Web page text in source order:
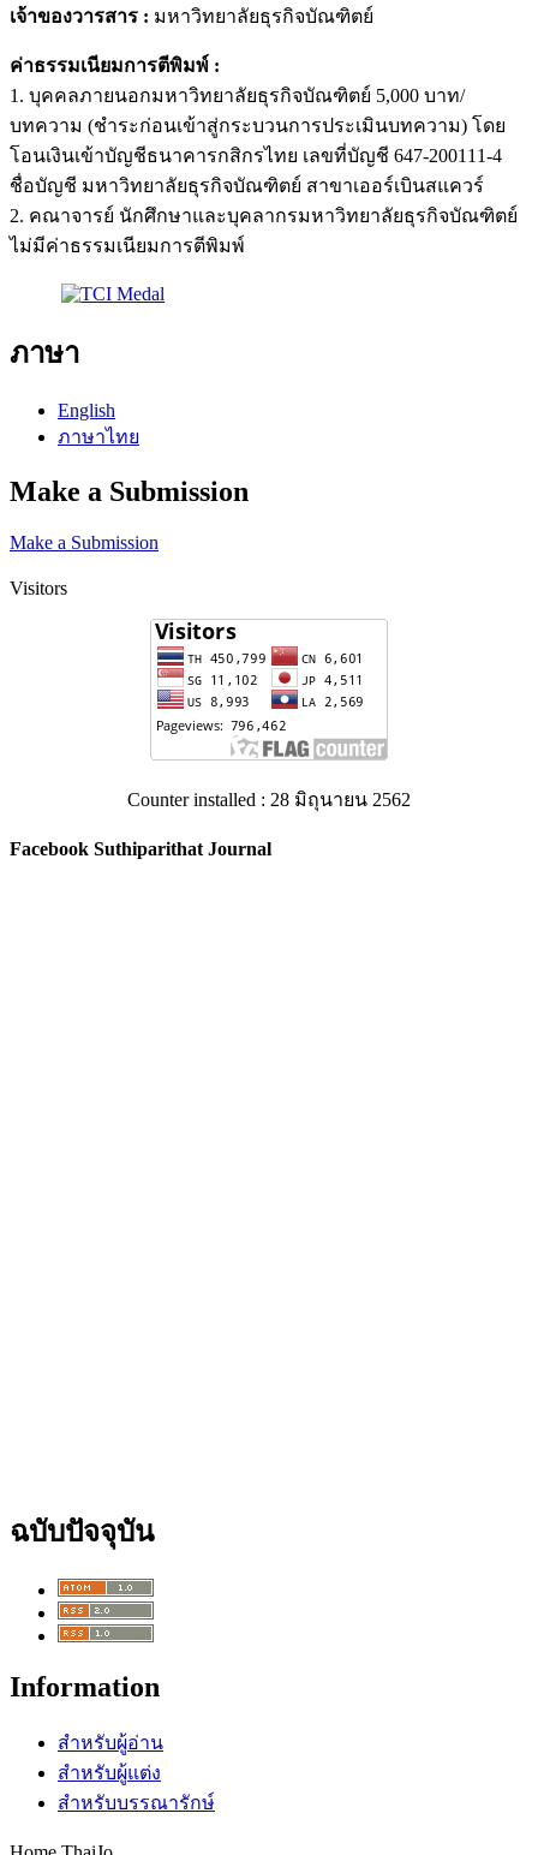
เจ้าของวารสาร : มหาวิทยาลัยธุรกิจบัณฑิตย์
ค่าธรรมเนียมการตีพิมพ์ :
1. บุคคลภายนอกมหาวิทยาลัยธุรกิจบัณฑิตย์ 5,000 บาท/
บทความ (ชำระก่อนเข้าสู่กระบวนการประเมินบทความ) โดย
โอนเงินเข้าบัญชีธนาคารกสิกรไทย เลขที่บัญชี 647-200111-4
ชื่อบัญชี มหาวิทยาลัยธุรกิจบัณฑิตย์ สาขาเออร์เบินสแควร์
2. คณาจารย์ นักศึกษาและบุคลากรมหาวิทยาลัยธุรกิจบัณฑิตย์
ไม่มีค่าธรรมเนียมการตีพิมพ์
ภาษา
English
ภาษาไทย
Make a Submission
Make a Submission
Visitors
Counter installed : 28 มิถุนายน 2562
Facebook Suthiparithat Journal
ฉบับปัจจุบัน
Information
สำหรับผู้อ่าน
สำหรับผู้แต่ง
สำหรับบรรณารักษ์